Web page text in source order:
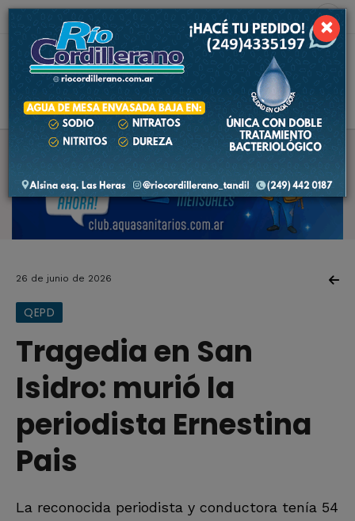
10.0 ºC
26 de junio de 2026
QEPD
Tragedia en San
Isidro: murió la
periodista Ernestina
Pais
La reconocida periodista y conductora tenía 54
×